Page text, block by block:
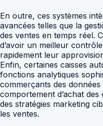
En outre, ces systèmes
avancées telles que la
des ventes en temps réel.
d’avoir un meilleur
rapidement leur
Enfin, certaines caisses
fonctions analytiques
commerçants des
comportement d’achat
des stratégies marketing
les ventes.